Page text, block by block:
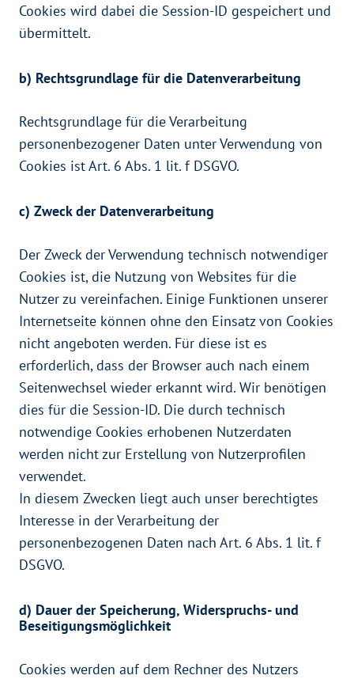
Cookies wird dabei die Session-ID gespeichert und
übermittelt.
b) Rechtsgrundlage für die Datenverarbeitung
Rechtsgrundlage für die Verarbeitung
personenbezogener Daten unter Verwendung von
Cookies ist Art. 6 Abs. 1 lit. f DSGVO.
c) Zweck der Datenverarbeitung
Der Zweck der Verwendung technisch notwendiger
Cookies ist, die Nutzung von Websites für die
Nutzer zu vereinfachen. Einige Funktionen unserer
Internetseite können ohne den Einsatz von Cookies
nicht angeboten werden. Für diese ist es
erforderlich, dass der Browser auch nach einem
Seitenwechsel wieder erkannt wird. Wir benötigen
dies für die Session-ID. Die durch technisch
notwendige Cookies erhobenen Nutzerdaten
werden nicht zur Erstellung von Nutzerprofilen
verwendet.
In diesem Zwecken liegt auch unser berechtigtes
Interesse in der Verarbeitung der
personenbezogenen Daten nach Art. 6 Abs. 1 lit. f
DSGVO.
d) Dauer der Speicherung, Widerspruchs- und
Beseitigungsmöglichkeit
Cookies werden auf dem Rechner des Nutzers